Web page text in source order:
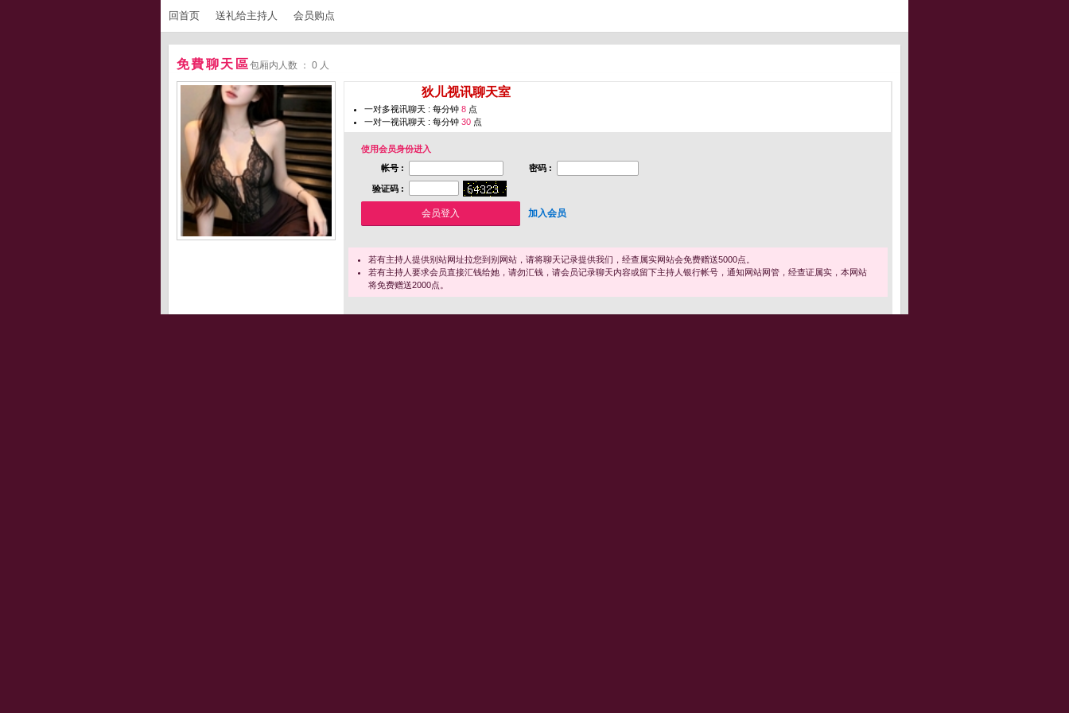
回首页 送礼给主持人 会员购点
免費聊天區包厢内人数 ： 0 人
狄儿视讯聊天室
一对多视讯聊天 : 每分钟 8 点
一对一视讯聊天 : 每分钟 30 点
使用会员身份进入
帐号 :
密码 :
验证码 :
加入会员
若有主持人提供别站网址拉您到别网站，请将聊天记录提供我们，经查属实网站会免费赠送5000点。
若有主持人要求会员直接汇钱给她，请勿汇钱，请会员记录聊天内容或留下主持人银行帐号，通知网站网管，经查证属实，本网站
将免费赠送2000点。